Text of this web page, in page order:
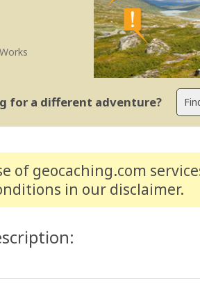
for a different adventure?
of geocaching.com
in our disclaimer.